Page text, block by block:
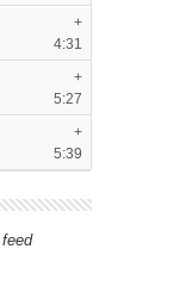
+
4:31
+
5:27
+
5:39
feed